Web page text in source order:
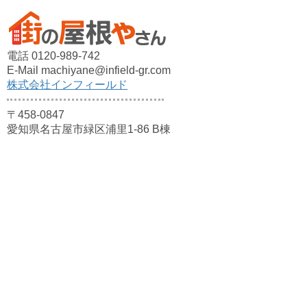
電話 0120-989-742
E-Mail machiyane@infield-gr.com
株式会社インフィールド
〒458-0847
愛知県名古屋市緑区浦里1-86 B棟